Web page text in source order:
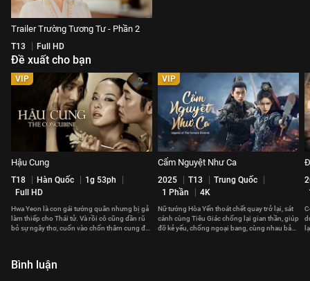
Trailer Trường Tương Tư - Phần 2
T13 Full HD
Đề xuất cho bạn
VIP
Hậu Cung
T18 Hàn Quốc
1g 53ph
Full HD
Hwa Yeon là con gái tướng quân nhưng bị gả
làm thiếp cho Thái tử. Và rồi cô cũng dần rũ
bỏ sự ngây thơ, cuốn vào chốn thâm cung đầy
VIP
Cẩm Nguyệt Như Ca
2025 T13
Trung Quốc
1 Phần
4K
Nữ tướng Hòa Yến thoát chết quay trở lại, sát
cánh cùng Tiêu Giác chống lại gian thần, giúp
đỡ kẻ yếu, chống ngoại bang, cùng nhau bảo
Bình luận